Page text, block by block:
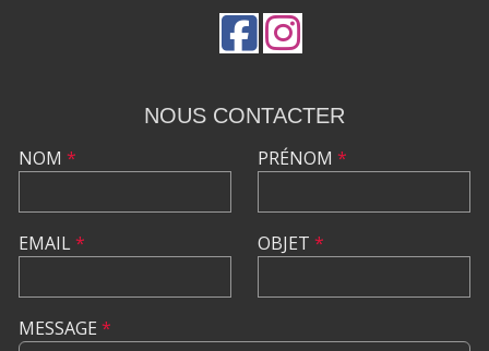
NOUS CONTACTER
NOM *
EMAIL*
PRÉNOM *
OBJET *
MESSAGE *